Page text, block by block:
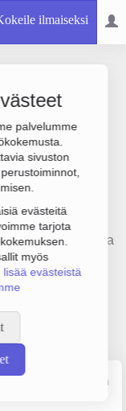
ilmaiseksi
palvelumme
sivuston
evästeitä
tarjota
myös
lisää evästeistä
sr
liikevaihto on 8.3
Sen päätoimiala
ja sijainti
YTJ, PRH, Traficom